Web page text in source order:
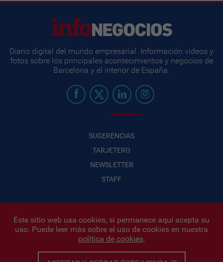
Diario digital del mundo empresarial. Información videos y
fotos sobre los principales acontecimientos y negocios de
Barcelona y el interior de España.
SUGERENCIAS
TARJETERO
NEWSLETTER
STAFF
Infonegocios 2026| INFONEGOCIOS S.A. · CUIT: 30710438486 |
Políticas de Privacidad|Protección de datos personales
Iñigo Biain
Éste sitio web usa cookies, si permanece aquí acepta su
uso. Puede leer más sobre el uso de cookies en nuestra
política de cookies.